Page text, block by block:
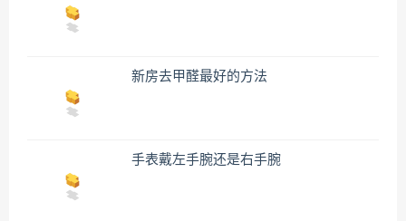
新房去甲醛最好的方法
手表戴左手腕还是右手腕